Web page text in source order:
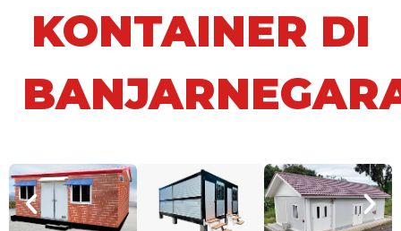
KONTAINER DI